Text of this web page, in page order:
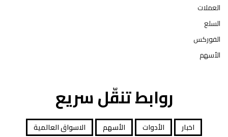
العملات
السلع
الفوركس
الأسهم
روابط تنقّل سريع
اخبار الأدوات الأسهم
الاسواق العالمية